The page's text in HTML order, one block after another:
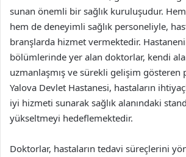
sunan önemli bir sağlık kuruluşudur.
hem de deneyimli sağlık personeliyle,
branşlarda hizmet vermektedir.
bölümlerinde yer alan doktorlar, kendi
uzmanlaşmış ve sürekli gelişim gösteren
Yalova Devlet Hastanesi, hastaların
iyi hizmeti sunarak sağlık alanındaki
yükseltmeyi hedeflemektedir.
Doktorlar, hastaların tedavi süreçlerini